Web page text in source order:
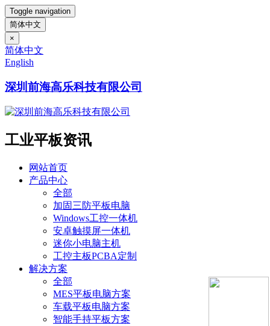
Toggle navigation
简体中文
×
简体中文
English
深圳前海高乐科技有限公司
工业平板资讯
网站首页
产品中心
全部
加固三防平板电脑
Windows工控一体机
安卓触摸屏一体机
迷你小电脑主机
工控主板PCBA定制
解决方案
全部
MES平板电脑方案
车载平板电脑方案
智能手持平板方案